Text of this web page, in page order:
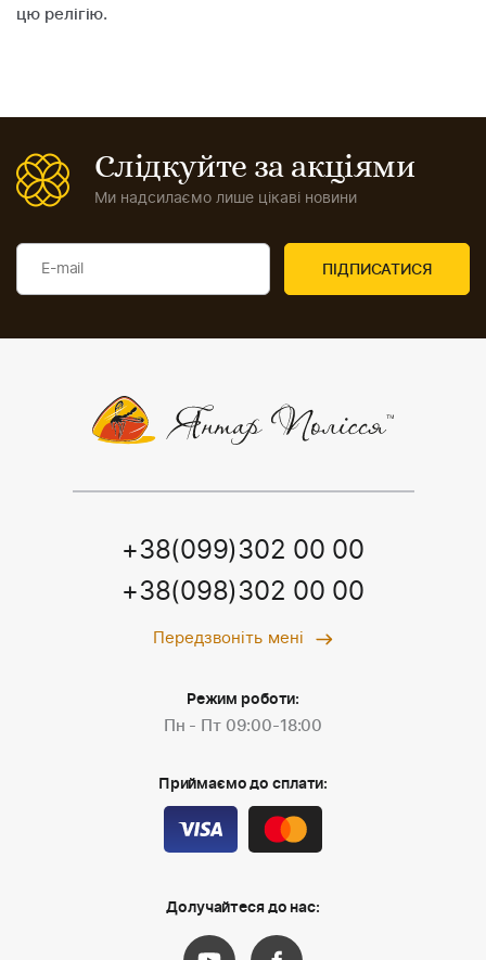
цю релігію.
Слідкуйте за акціями
Ми надсилаємо лише цікаві новини
+38(099)302 00 00
+38(098)302 00 00
Передзвоніть мені
Режим роботи:
Пн - Пт 09:00-18:00
Приймаємо до сплати:
Долучайтеся до нас: